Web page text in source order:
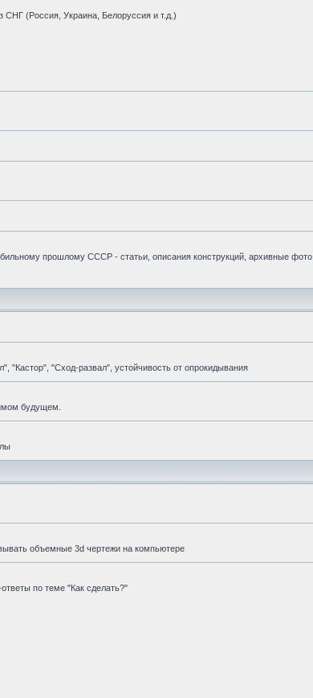
СНГ (Россия, Украина, Белоруссия и т.д.)
прошлому СССР - статьи, описания конструкций, архивные фото.
"Кастор", "Сход-развал", устойчивость от опрокидывания
будущем.
объемные 3d чертежи на компьютере
по теме "Как сделать?"